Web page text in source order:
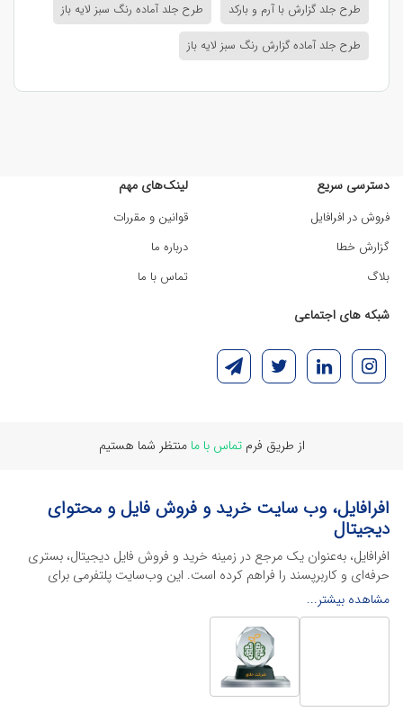
طرح جلد گزارش با آرم و بارکد
طرح جلد آماده رنگ سبز لایه باز
طرح جلد آماده گزارش رنگ سبز لایه باز
دسترسی سریع
فروش در افرافایل
گزارش خطا
بلاگ
لینک‌های مهم
قوانین و مقررات
درباره ما
تماس با ما
شبکه های اجتماعی
از طریق فرمتماس با ما منتظر شما هستیم
افرافایل، وب سایت خرید و فروش فایل و محتوای
دیجیتال
افرافایل، به‌عنوان یک مرجع در زمینه خرید و فروش فایل دیجیتال، بستری
حرفه‌ای و کاربرپسند را فراهم کرده است. این وب‌سایت‌ پلتفرمی برای
طراحان، دانشجویان و فریلنسرها ایجاد می‌کند تا به راحتی محصولات
دیجیتال خود را به فروش رسانده یا از محتواهایی باکیفیت برای پیشبرد
اهدافشان استفاده کنند.
این سایت با ارائه تنوع گسترده‌ای از محصولات دیجیتال از انواع فایل های
لایه باز نرم افراهای ادیت ویدئو گرفته تا فایل لایه باز فتوشاپ، ایلاستریتور و
اکسل گرفته تا قالب‌های ارائه پاورپوینت به کاربران کمک می‌کند تا زمان و
مشاهده بیشتر...